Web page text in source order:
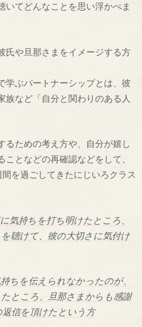
いてどんなことを思い浮かべま
氏や旦那さまをイメージする方
学ぶパートナーシップとは、彼
族など「自分と関わりのある人
るための考え方や、自分が嬉し
となどの再確認などをして、
を過ごしてきたにじいろクラス
気持ちを打ち明けたところ、
聴けて、彼の大切さに気付け
ちを伝えられなかったのが、
ところ、旦那さまからも感謝
信を頂けたという方